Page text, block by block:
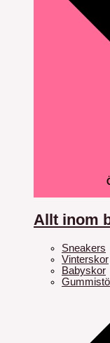
Allt inom
Sneakers
Vinterskor
Babyskor